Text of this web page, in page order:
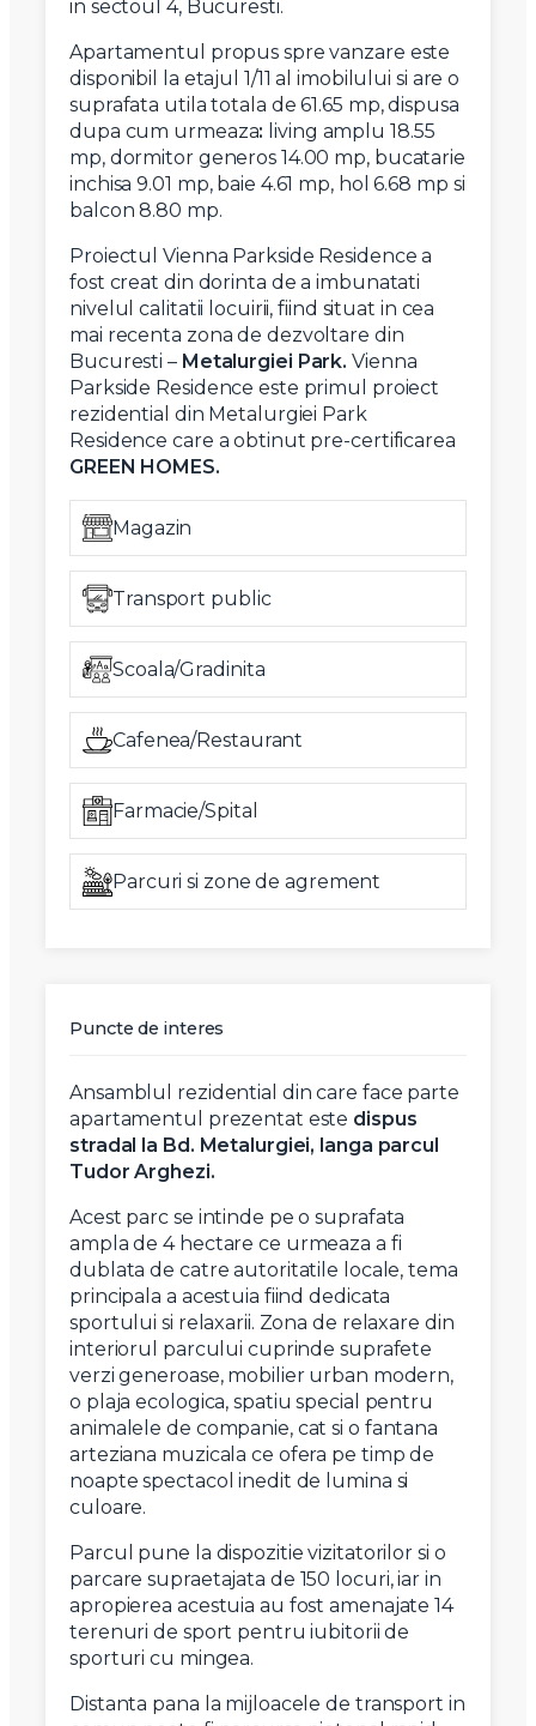
in sectoul 4, Bucuresti.
Apartamentul propus spre vanzare este
disponibil la etajul 1/11 al imobilului si are o
suprafata utila totala de 61.65 mp, dispusa
dupa cum urmeaza: living amplu 18.55
mp, dormitor generos 14.00 mp, bucatarie
inchisa 9.01 mp, baie 4.61 mp, hol 6.68 mp si
balcon 8.80 mp.
Proiectul Vienna Parkside Residence a
fost creat din dorinta de a imbunatati
nivelul calitatii locuirii, fiind situat in cea
mai recenta zona de dezvoltare din
Bucuresti – Metalurgiei Park. Vienna
Parkside Residence este primul proiect
rezidential din Metalurgiei Park
Residence care a obtinut pre-certificarea
GREEN HOMES.
Magazin
Transport public
Scoala/Gradinita
Cafenea/Restaurant
Farmacie/Spital
Parcuri si zone de agrement
Puncte de interes
Ansamblul rezidential din care face parte
apartamentul prezentat este dispus
stradal la Bd. Metalurgiei, langa parcul
Tudor Arghezi.
Acest parc se intinde pe o suprafata
ampla de 4 hectare ce urmeaza a fi
dublata de catre autoritatile locale, tema
principala a acestuia fiind dedicata
sportului si relaxarii. Zona de relaxare din
interiorul parcului cuprinde suprafete
verzi generoase, mobilier urban modern,
o plaja ecologica, spatiu special pentru
animalele de companie, cat si o fantana
arteziana muzicala ce ofera pe timp de
noapte spectacol inedit de lumina si
culoare.
Parcul pune la dispozitie vizitatorilor si o
parcare supraetajata de 150 locuri, iar in
apropierea acestuia au fost amenajate 14
terenuri de sport pentru iubitorii de
sporturi cu mingea.
Distanta pana la mijloacele de transport in